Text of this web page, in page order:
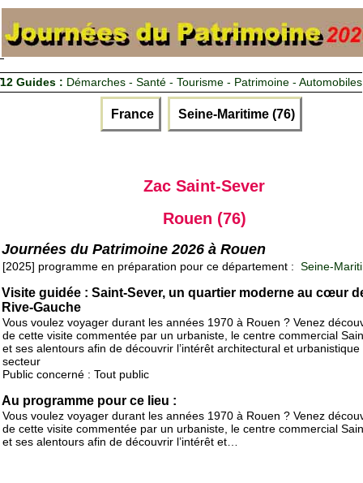
12 Guides : Démarches - Santé - Tourisme - Patrimoine - Automobiles
France Seine-Maritime (76)
Zac Saint-Sever
Rouen (76)
Journées du Patrimoine 2026 à Rouen
[2025] programme en préparation pour ce département : Seine-
Visite guidée : Saint-Sever, un quartier moderne au cœur
Rive-Gauche
Vous voulez voyager durant les années 1970 à Rouen ? Venez
de cette visite commentée par un urbaniste, le centre commercial
et ses alentours afin de découvrir l’intérêt architectural et urbanistique
secteur
Public concerné : Tout public
Au programme pour ce lieu :
Vous voulez voyager durant les années 1970 à Rouen ? Venez
de cette visite commentée par un urbaniste, le centre commercial
et ses alentours afin de découvrir l’intérêt et…